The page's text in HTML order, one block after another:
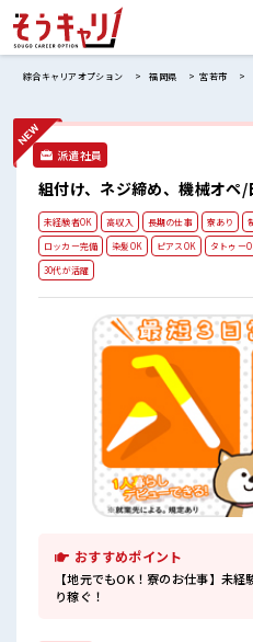
綜合キャリアオプション 福岡県 宮若市
派遣社員
組付け、ネジ締め、機械オペ/
未経験者OK 高収入 長期の仕事 寮あり
ロッカー完備
染髪OK ピアスOK タトゥー
30代が活躍
おすすめポイント
【地元でもOK！寮のお仕事】未
り稼ぐ！